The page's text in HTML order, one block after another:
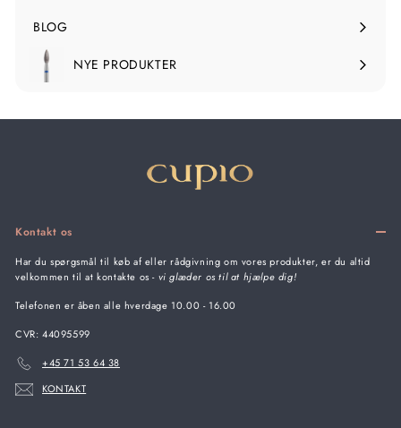
BLOG
NYE PRODUKTER
Kontakt os
Har du spørgsmål til køb af eller rådgivning om vores produkter, er du altid
velkommen til at kontakte os - vi glæder os til at hjælpe dig!
Telefonen er åben alle hverdage 10.00 - 16.00
CVR: 44095599
+45 71 53 64 38
KONTAKT